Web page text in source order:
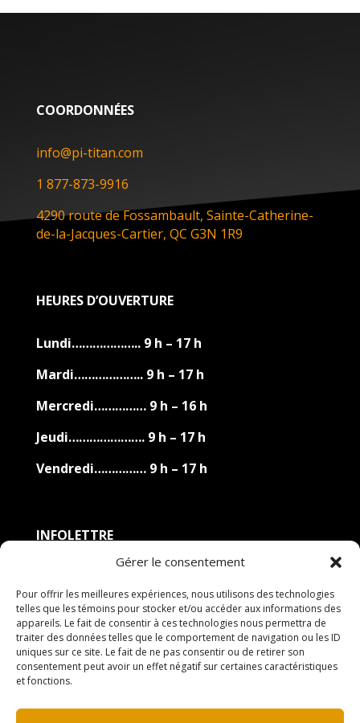
Gérer le consentement
Pour offrir les meilleures expériences, nous utilisons des technologies
telles que les témoins pour stocker et/ou accéder aux informations des
appareils. Le fait de consentir à ces technologies nous permettra de
traiter des données telles que le comportement de navigation ou les ID
uniques sur ce site. Le fait de ne pas consentir ou de retirer son
consentement peut avoir un effet négatif sur certaines caractéristiques
et fonctions.
COORDONNÉES
info@pi-titan.com
1 877-873-9916
4290 route de Fossambault, Sainte-Catherine-
de-la-Jacques-Cartier, QC G3N 1R9
HEURES D’OUVERTURE
Lundi……………….. 9 h – 17 h
Mardi……………….. 9 h – 17 h
Mercredi…………… 9 h – 16 h
Jeudi…………………. 9 h – 17 h
Vendredi…………… 9 h – 17 h
INFOLETTRE
Nom de famille
Adresse courriel
Je suis d'accord avec les termes et conditions.